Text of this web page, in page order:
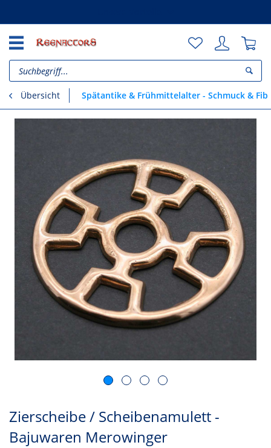
Übersicht Spätantike & Frühmittelalter - Schmuck &
Zierscheibe / Scheibenamulett -
Bajuwaren Merowinger